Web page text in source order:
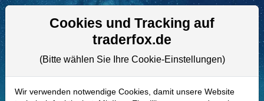
Aktien- und Artikelsuche
A0M8F2 | TITN–Titan Machinery
Cookies und Tracking auf
traderfox.de
(Bitte wählen Sie Ihre Cookie-Einstellungen)
Wir verwenden notwendige Cookies, damit unsere Website